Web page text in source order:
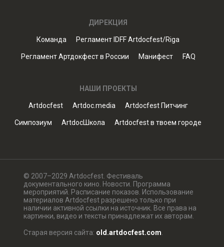
ДИРЕКЦИЯ
Команда Регламент IDFF Artdocfest/Riga
Регламент Артдокфест в России Манифест FAQ
НАШИ ПРОЕКТЫ
Artdocfest Artdoc.media Artdocfest Питчинг
Симпозиум ArtdocШкола Artdocfest в твоем городе
© 2007–2029 Artdocfest. Фестиваль
документального кино. Новости. Программа
мероприятий. Расписание показов. Использование
материалов Artdocfest разрешено только при
наличии активной ссылки на источник. Все права на
картинки, видео и тексты принадлежат их авторам.
Старая версия сайта: old.artdocfest.com